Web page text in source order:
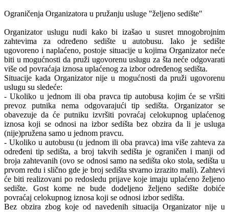
Ograničenja Organizatora u pružanju usluge "željeno sedište"
Organizator uslugu nudi kako bi izašao u susret mnogobrojnim
zahtevima za određeno sedište u autobusu. Iako je sedište
ugovoreno i naplaćeno, postoje situacije u kojima Organizator neće
biti u mogućnosti da pruži ugovorenu uslugu za šta neće odgovarati
više od povraćaja iznosa uplaćenog za izbor određenog sedišta.
Situacije kada Organizator nije u mogućnosti da pruži ugovorenu
uslugu su sledeće:
- Ukoliko u jednom ili oba pravca tip autobusa kojim će se vršiti
prevoz putnika nema odgovarajući tip sedišta. Organizator se
obavezuje da će putniku izvršiti povraćaj celokupnog uplaćenog
iznosa koji se odnosi na izbor sedišta bez obzira da li je usluga
(nije)pružena samo u jednom pravcu.
- Ukoliko u autobusu (u jednom ili oba pravca) ima više zahteva za
određeni tip sedišta, a broj takvih sedišta je ograničen i manji od
broja zahtevanih (ovo se odnosi samo na sedišta oko stola, sedišta u
prvom redu i slično gde je broj sedišta stvarno izrazito mali). Zahtevi
će biti realizovani po redosledu prijave koje imaju uplaćeno željeno
sedište. Gost kome ne bude dodeljeno željeno sedište dobiće
povraćaj celokupnog iznosa koji se odnosi izbor sedišta.
Bez obzira zbog koje od navedenih situacija Organizator nije u